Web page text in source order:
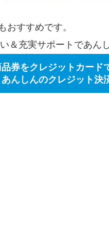
もおすすめです。
＆充実サポートであん
品券をクレジットカード
んしんのクレジット決